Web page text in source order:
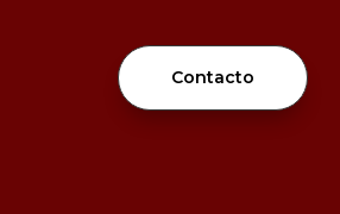
Contacto